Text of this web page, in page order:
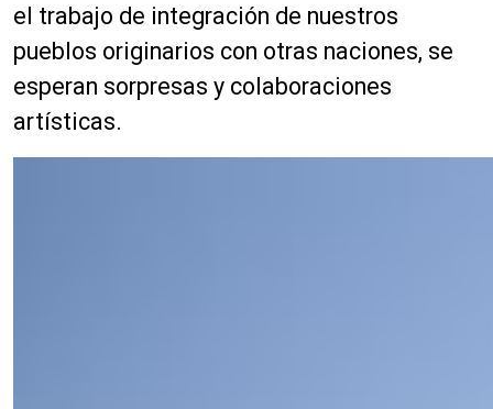
el trabajo de integración de nuestros
pueblos originarios con otras naciones, se
esperan sorpresas y colaboraciones
artísticas.